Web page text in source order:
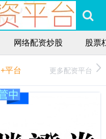
网络配资炒股 股票
+平台 更多配资平台